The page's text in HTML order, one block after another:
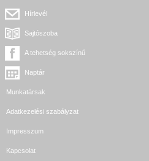
Hírlevél
Sajtószoba
A tehetség sokszínű
Naptár
Munkatársak
Adatkezelési szabályzat
Impresszum
Kapcsolat